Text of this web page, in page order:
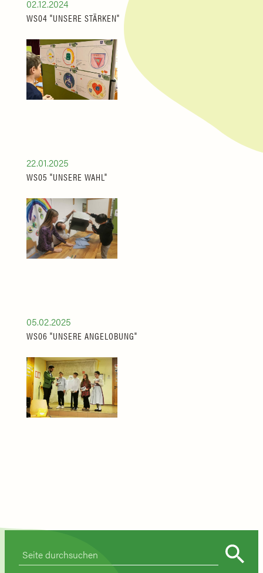
02.12.2024
WS04 "UNSERE STÄRKEN"
22.01.2025
WS05 "UNSERE WAHL"
05.02.2025
WS06 "UNSERE ANGELOBUNG"